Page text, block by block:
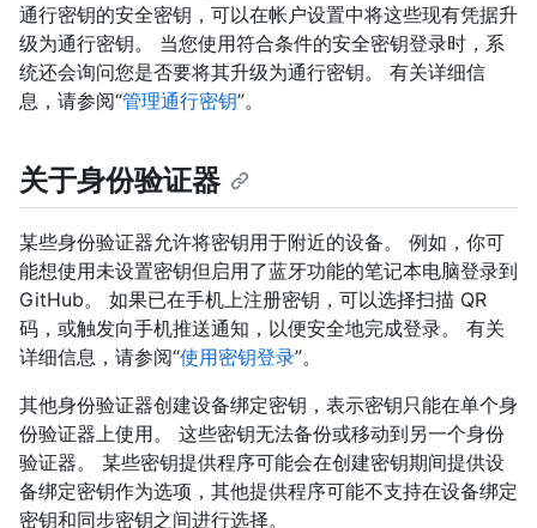
通行密钥的安全密钥，可以在帐户设置中将这些现有凭据升
级为通行密钥。 当您使用符合条件的安全密钥登录时，系
统还会询问您是否要将其升级为通行密钥。 有关详细信
息，请参阅“管理通行密钥”。
关于身份验证器
某些身份验证器允许将密钥用于附近的设备。 例如，你可
能想使用未设置密钥但启用了蓝牙功能的笔记本电脑登录到
GitHub。 如果已在手机上注册密钥，可以选择扫描 QR
码，或触发向手机推送通知，以便安全地完成登录。 有关
详细信息，请参阅“使用密钥登录”。
其他身份验证器创建设备绑定密钥，表示密钥只能在单个身
份验证器上使用。 这些密钥无法备份或移动到另一个身份
验证器。 某些密钥提供程序可能会在创建密钥期间提供设
备绑定密钥作为选项，其他提供程序可能不支持在设备绑定
密钥和同步密钥之间进行选择。